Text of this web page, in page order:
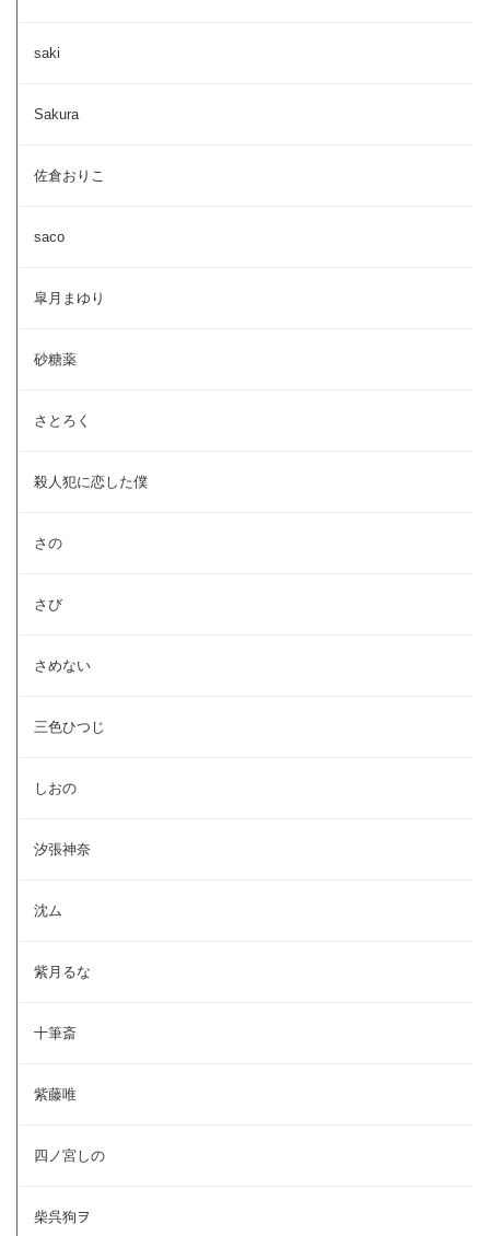
saki
Sakura
佐倉おりこ
saco
皐月まゆり
砂糖薬
さとろく
殺人犯に恋した僕
さの
さび
さめない
三色ひつじ
しおの
汐張神奈
沈ム
紫月るな
十筆斎
紫藤唯
四ノ宮しの
柴呉狗ヲ